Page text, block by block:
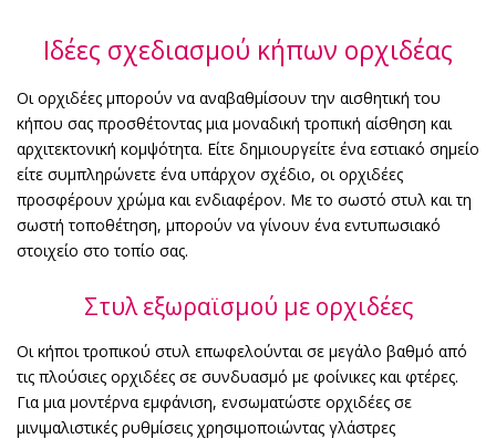
Ιδέες σχεδιασμού κήπων ορχιδέας
Οι ορχιδέες μπορούν να αναβαθμίσουν την αισθητική του
κήπου σας προσθέτοντας μια μοναδική τροπική αίσθηση και
αρχιτεκτονική κομψότητα. Είτε δημιουργείτε ένα εστιακό σημείο
είτε συμπληρώνετε ένα υπάρχον σχέδιο, οι ορχιδέες
προσφέρουν χρώμα και ενδιαφέρον. Με το σωστό στυλ και τη
σωστή τοποθέτηση, μπορούν να γίνουν ένα εντυπωσιακό
στοιχείο στο τοπίο σας.
Στυλ εξωραϊσμού με ορχιδέες
Οι κήποι τροπικού στυλ επωφελούνται σε μεγάλο βαθμό από
τις πλούσιες ορχιδέες σε συνδυασμό με φοίνικες και φτέρες.
Για μια μοντέρνα εμφάνιση, ενσωματώστε ορχιδέες σε
μινιμαλιστικές ρυθμίσεις χρησιμοποιώντας γλάστρες